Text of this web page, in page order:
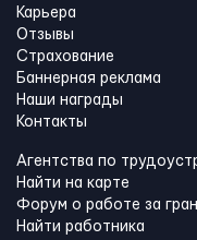
Карьера
Отзывы
Страхование
Баннерная реклама
Наши награды
Контакты
Агентства по
Найти на карте
Форум о работе за
Найти работника